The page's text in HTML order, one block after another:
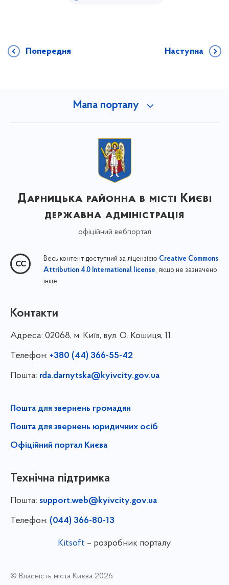
Попередня Наступна
Мапа порталу
Дарницька районна в місті Києві
державна адміністрація
офіційний вебпортал
Весь контент доступний за ліцензією Creative Commons
Attribution 4.0 International license, якщо не зазначено
інше
Контакти
Адреса: 02068, м. Київ, вул. О. Кошиця, 11
Телефон: +380 (44) 366-55-42
Пошта: rda.darnytska@kyivcity.gov.ua
Пошта для звернень громадян
Пошта для звернень юридичних осіб
Офіційний портал Києва
Технічна підтримка
Пошта: support.web@kyivcity.gov.ua
Телефон: (044) 366-80-13
Kitsoft – розробник порталу
© Власність міста Києва 2026